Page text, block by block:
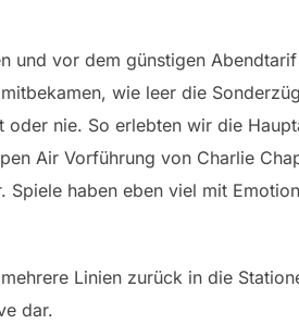
und vor dem günstigen
wie leer die
nie. So erlebten wir die
Air Vorführung von Charlie
haben eben viel mit
Linien zurück in die
dar.